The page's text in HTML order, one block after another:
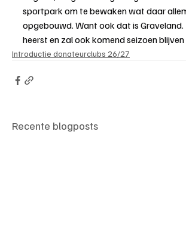
sportpark om te bewaken wat daar
opgebouwd. Want ook dat is Graveland.
heerst en zal ook komend seizoen blijven
Introductie donateurclubs 26/27
Recente blogposts